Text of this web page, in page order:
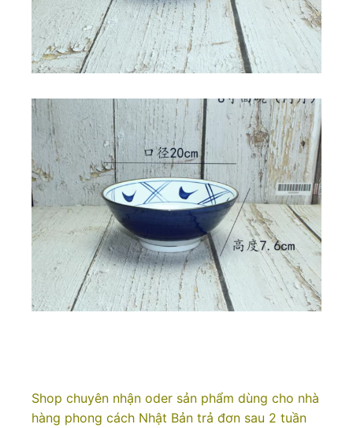
Shop chuyên nhận oder sản phẩm dùng cho nhà
hàng phong cách Nhật Bản trả đơn sau 2 tuần